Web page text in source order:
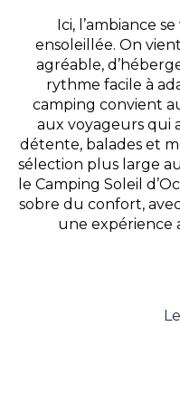
Ici, l’ambiance
ensoleillée. On
agréable,
rythme facile à
camping convient
aux voyageurs qui
détente, balades et
sélection plus large
le Camping Soleil
sobre du confort,
une expérience